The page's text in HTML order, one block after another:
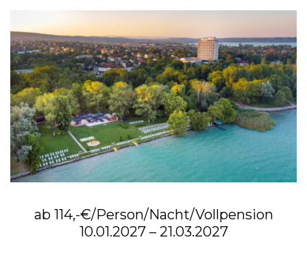
ab 114,-€/Person/Nacht/Vollpension
10.01.2027 – 21.03.2027